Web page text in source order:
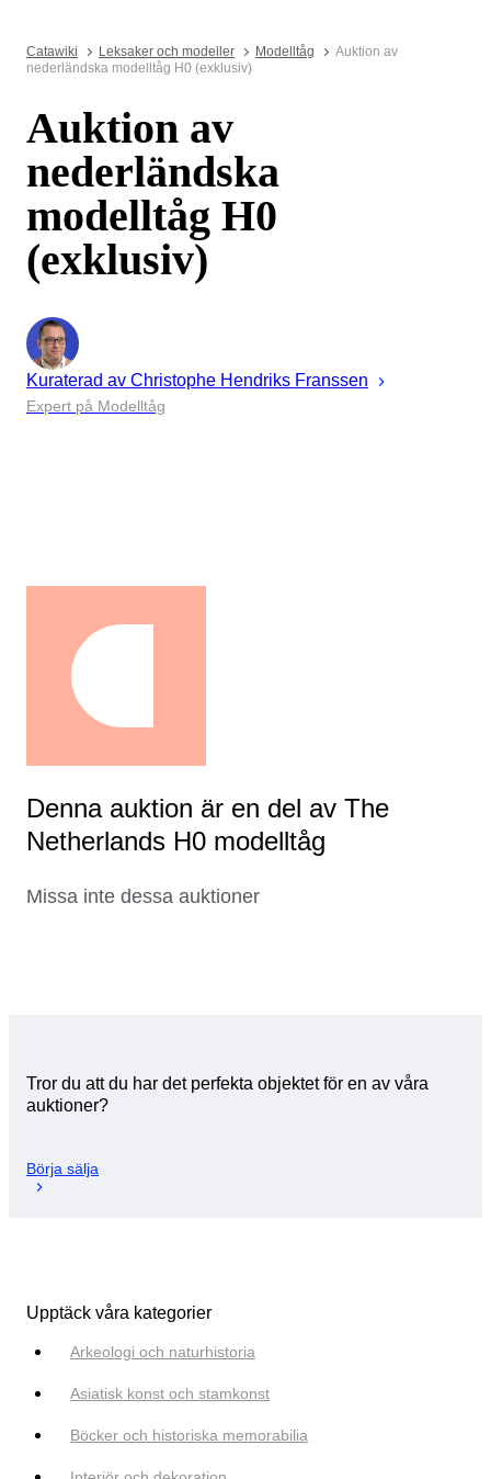
Catawiki Leksaker och modeller Modelltåg
Auktion av
nederländska modelltåg H0 (exklusiv)
Auktion av
nederländska
modelltåg H0
(exklusiv)
Kuraterad av Christophe Hendriks Franssen
Expert på Modelltåg
Denna auktion är en del av The
Netherlands H0 modelltåg
Missa inte dessa auktioner
Tror du att du har det perfekta objektet för en av våra
auktioner?
Börja sälja
Upptäck våra kategorier
Arkeologi och naturhistoria
Asiatisk konst och stamkonst
Böcker och historiska memorabilia